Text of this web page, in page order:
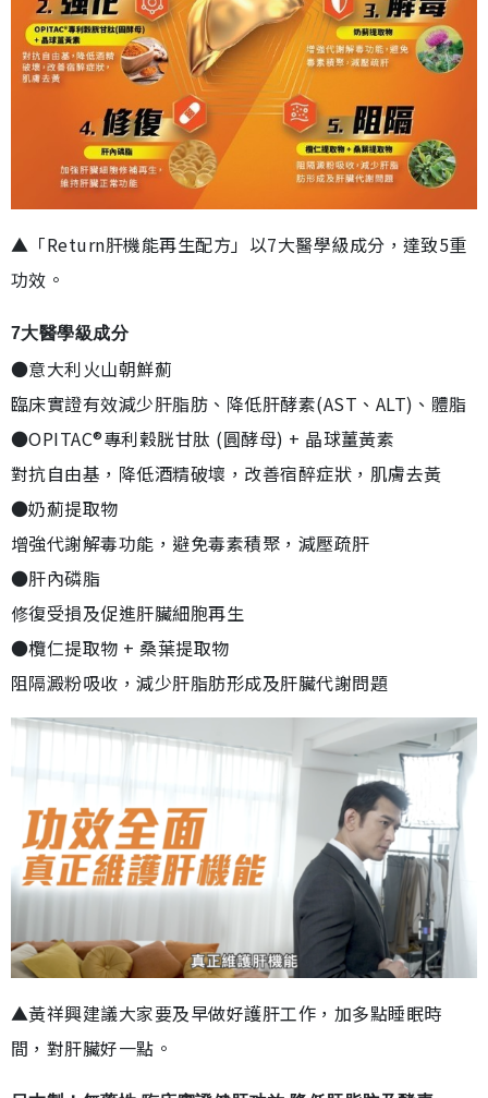
▲「Return肝機能再生配方」以7大醫學級成分，達致5重
功效。
7大醫學級成分
●意大利火山朝鮮薊
臨床實證有效減少肝脂肪、降低肝酵素(AST、ALT)、體脂
●OPITAC®專利穀胱甘肽 (圓酵母) + 晶球薑黃素
對抗自由基，降低酒精破壞，改善宿醉症狀，肌膚去黃
●奶薊提取物
增強代謝解毒功能，避免毒素積聚，減壓疏肝
●肝內磷脂
修復受損及促進肝臟細胞再生
●欖仁提取物 + 桑葉提取物
阻隔澱粉吸收，減少肝脂肪形成及肝臟代謝問題
▲黃祥興建議大家要及早做好護肝工作，加多點睡眠時
間，對肝臟好一點。